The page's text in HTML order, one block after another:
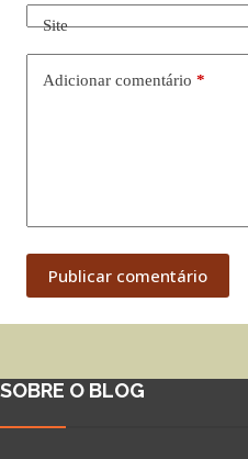
Site
Adicionar comentário *
Publicar comentário
SOBRE O BLOG